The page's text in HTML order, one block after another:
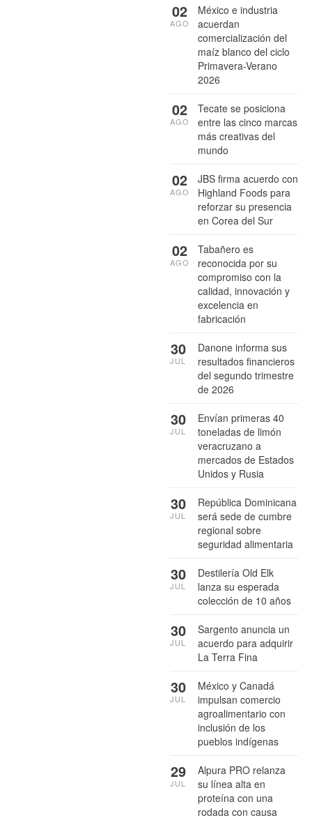
México e industria
acuerdan
comercialización del
maíz blanco del ciclo
Primavera-Verano
2026
02
AGO
Tecate se posiciona
entre las cinco marcas
más creativas del
mundo
02
AGO
JBS firma acuerdo con
Highland Foods para
reforzar su presencia
en Corea del Sur
02
AGO
Tabañero es
reconocida por su
compromiso con la
calidad, innovación y
excelencia en
fabricación
02
AGO
Danone informa sus
resultados financieros
del segundo trimestre
de 2026
30
JUL
Envían primeras 40
toneladas de limón
veracruzano a
mercados de Estados
Unidos y Rusia
30
JUL
República Dominicana
será sede de cumbre
regional sobre
seguridad alimentaria
30
JUL
Destilería Old Elk
lanza su esperada
colección de 10 años
30
JUL
Sargento anuncia un
acuerdo para adquirir
La Terra Fina
30
JUL
México y Canadá
impulsan comercio
agroalimentario con
inclusión de los
pueblos indígenas
30
JUL
Alpura PRO relanza
su línea alta en
proteína con una
rodada con causa
29
JUL